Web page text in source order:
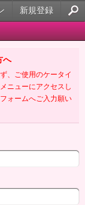
新規登録
へ
、ご使用のケータイ
ニューにアクセスし
ォームへご入力願い